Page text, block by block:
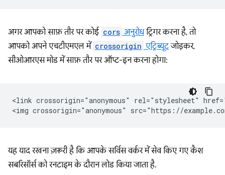
अगर आपको साफ़ तौर पर कोई cors अनुरोधट्रिगर करना है, तो
आपको अपने एचटीएमएल में crossorigin एट्रिब्यूटजोड़कर,
सीओआरएस मोड में साफ़ तौर पर ऑप्ट-इन करना होगा:
<link crossorigin="anonymous" rel="stylesheet"
यह याद रखना ज़रूरी है कि आपके सर्विस वर्कर में सेव किए गए कैश
सबरिसॉर्स को रनटाइम के दौरान लोड किया जाता है.